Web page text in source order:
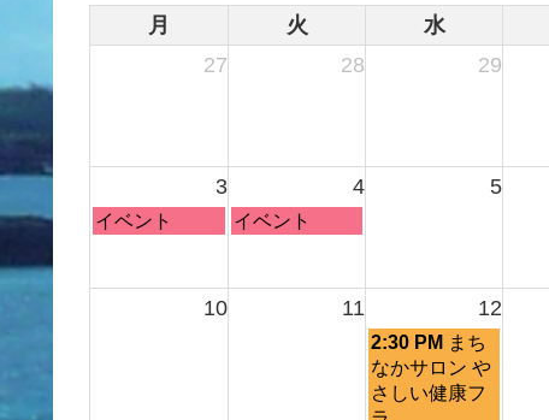
月 火 水
27
28 29
3 4 5
月
8
イベント
火
8
イベント
10 11 12
水
曜
日,
2:30 PM まち
なかサロン や
さしい健康フ